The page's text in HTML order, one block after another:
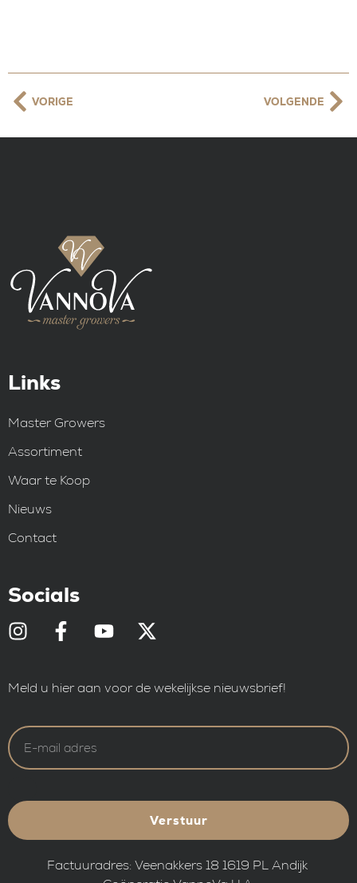
VORIGE VOLGENDE
Links
Master Growers
Assortiment
Waar te Koop
Nieuws
Contact
Socials
Meld u hier aan voor de wekelijkse nieuwsbrief!
Verstuur
Factuuradres: Veenakkers 18 1619 PL Andijk